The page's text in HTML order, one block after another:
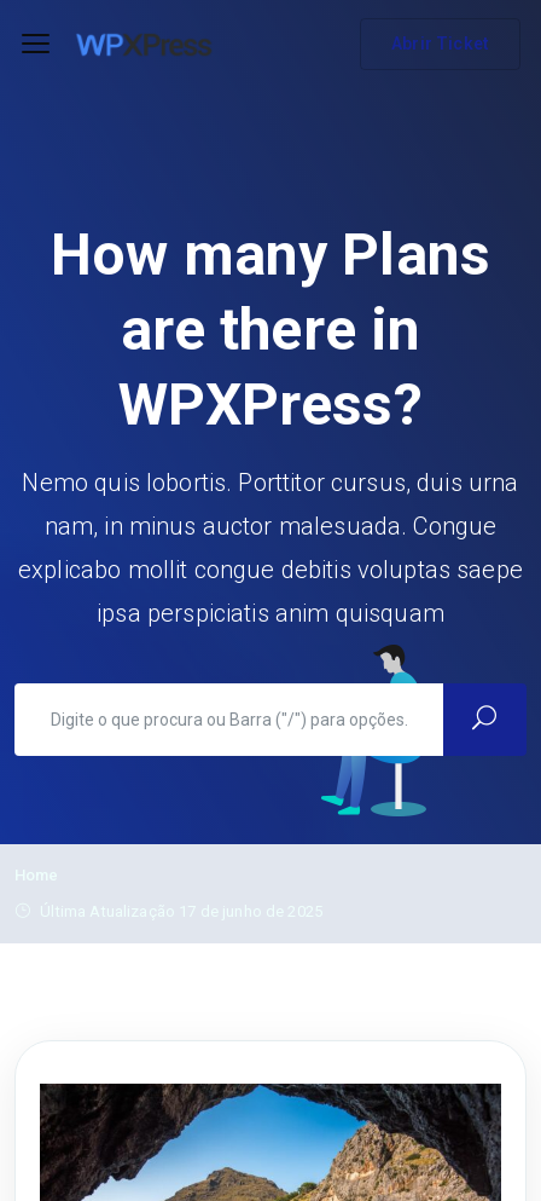
Abrir Ticket
How many Plans
are there in
WPXPress?
Nemo quis lobortis. Porttitor cursus, duis urna
nam, in minus auctor malesuada. Congue
explicabo mollit congue debitis voluptas saepe
ipsa perspiciatis anim quisquam
Home
Última Atualização 17 de junho de 2025